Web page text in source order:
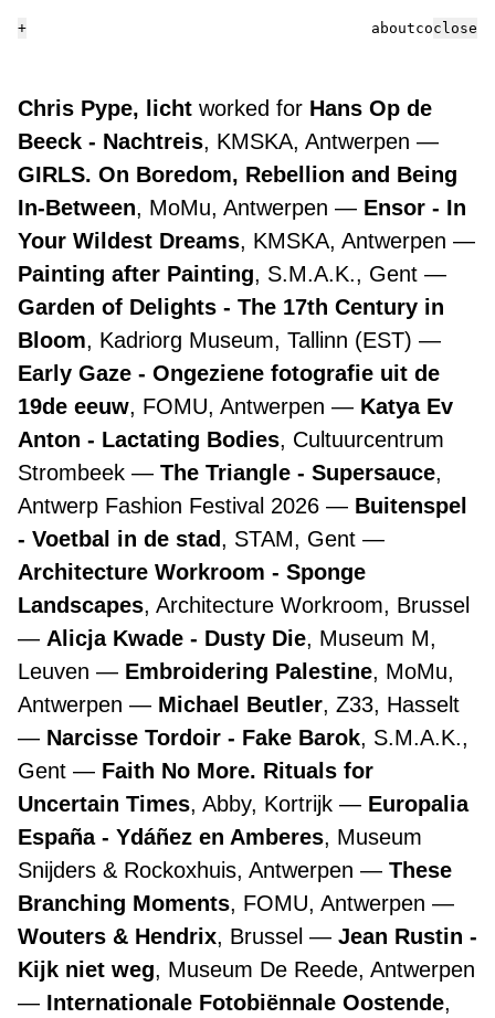
+ aboutcontact
Chris Pype, licht worked for Hans Op de
Beeck - Nachtreis, KMSKA, Antwerpen
GIRLS. On Boredom, Rebellion and Being
In-Between, MoMu, Antwerpen
Ensor - In
Your Wildest Dreams, KMSKA, Antwerpen
Painting after Painting, S.M.A.K., Gent
Garden of Delights - The 17th Century in
Bloom, Kadriorg Museum, Tallinn (EST)
Early Gaze - Ongeziene fotografie uit de
19de eeuw, FOMU, Antwerpen
Katya Ev
Anton - Lactating Bodies, Cultuurcentrum
Strombeek
The Triangle - Supersauce,
Antwerp Fashion Festival 2026
Buitenspel
- Voetbal in de stad, STAM, Gent
Architecture Workroom - Sponge
Landscapes, Architecture Workroom, Brussel
Alicja Kwade - Dusty Die, Museum M,
Leuven
Embroidering Palestine, MoMu,
Antwerpen
Michael Beutler, Z33, Hasselt
Narcisse Tordoir - Fake Barok, S.M.A.K.,
Gent
Faith No More. Rituals for
Uncertain Times, Abby, Kortrijk
Europalia
España - Ydáñez en Amberes, Museum
Snijders & Rockoxhuis, Antwerpen
These
Branching Moments, FOMU, Antwerpen
Wouters & Hendrix, Brussel
Jean Rustin -
Kijk niet weg, Museum De Reede, Antwerpen
Internationale Fotobiënnale Oostende,
close